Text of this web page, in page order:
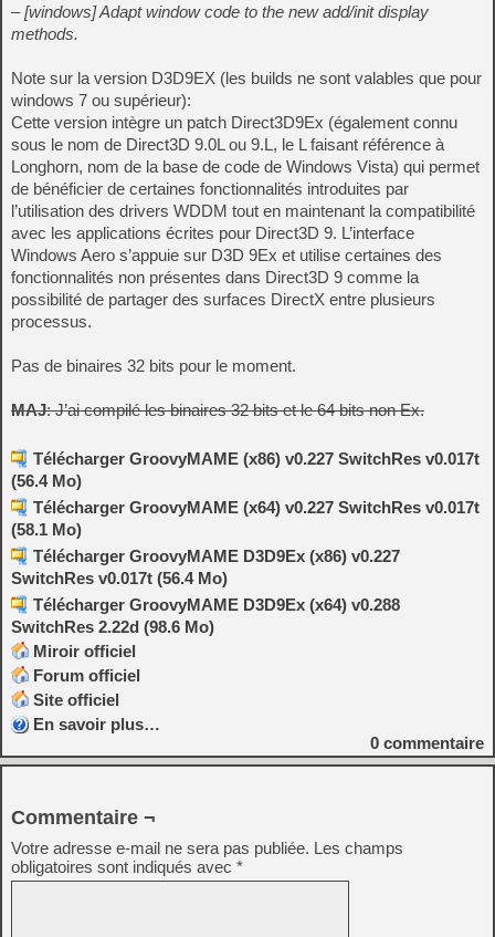
– [windows] Adapt window code to the new add/init display
methods.
Note sur la version D3D9EX (les builds ne sont valables que pour
windows 7 ou supérieur):
Cette version intègre un patch Direct3D9Ex (également connu
sous le nom de Direct3D 9.0L ou 9.L, le L faisant référence à
Longhorn, nom de la base de code de Windows Vista) qui permet
de bénéficier de certaines fonctionnalités introduites par
l’utilisation des drivers WDDM tout en maintenant la compatibilité
avec les applications écrites pour Direct3D 9. L’interface
Windows Aero s’appuie sur D3D 9Ex et utilise certaines des
fonctionnalités non présentes dans Direct3D 9 comme la
possibilité de partager des surfaces DirectX entre plusieurs
processus.
Pas de binaires 32 bits pour le moment.
MAJ: J’ai compilé les binaires 32 bits et le 64 bits non Ex.
Télécharger GroovyMAME (x86) v0.227 SwitchRes v0.017t
(56.4 Mo)
Télécharger GroovyMAME (x64) v0.227 SwitchRes v0.017t
(58.1 Mo)
Télécharger GroovyMAME D3D9Ex (x86) v0.227
SwitchRes v0.017t (56.4 Mo)
Télécharger GroovyMAME D3D9Ex (x64) v0.288
SwitchRes 2.22d (98.6 Mo)
Miroir officiel
Forum officiel
Site officiel
En savoir plus…
0 commentaire
Commentaire ¬
Votre adresse e-mail ne sera pas publiée. Les champs
obligatoires sont indiqués avec *